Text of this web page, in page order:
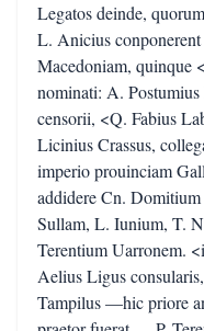
Legatos deinde,
L. Anicius conponerent
Macedoniam, quinque
nominati: A.
censorii, <Q. Fabius
Licinius Crassus,
imperio prouinciam
addidere Cn.
Sullam, L. Iunium, T.
Terentium Uarronem.
Aelius Ligus
Tampilus —hic priore